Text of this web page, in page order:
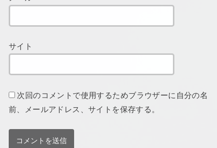
サイト
次回のコメントで使用するためブラウザーに自分の名
前、メールアドレス、サイトを保存する。